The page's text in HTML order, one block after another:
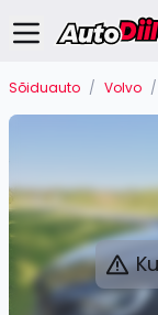
Sõiduauto / Volvo /